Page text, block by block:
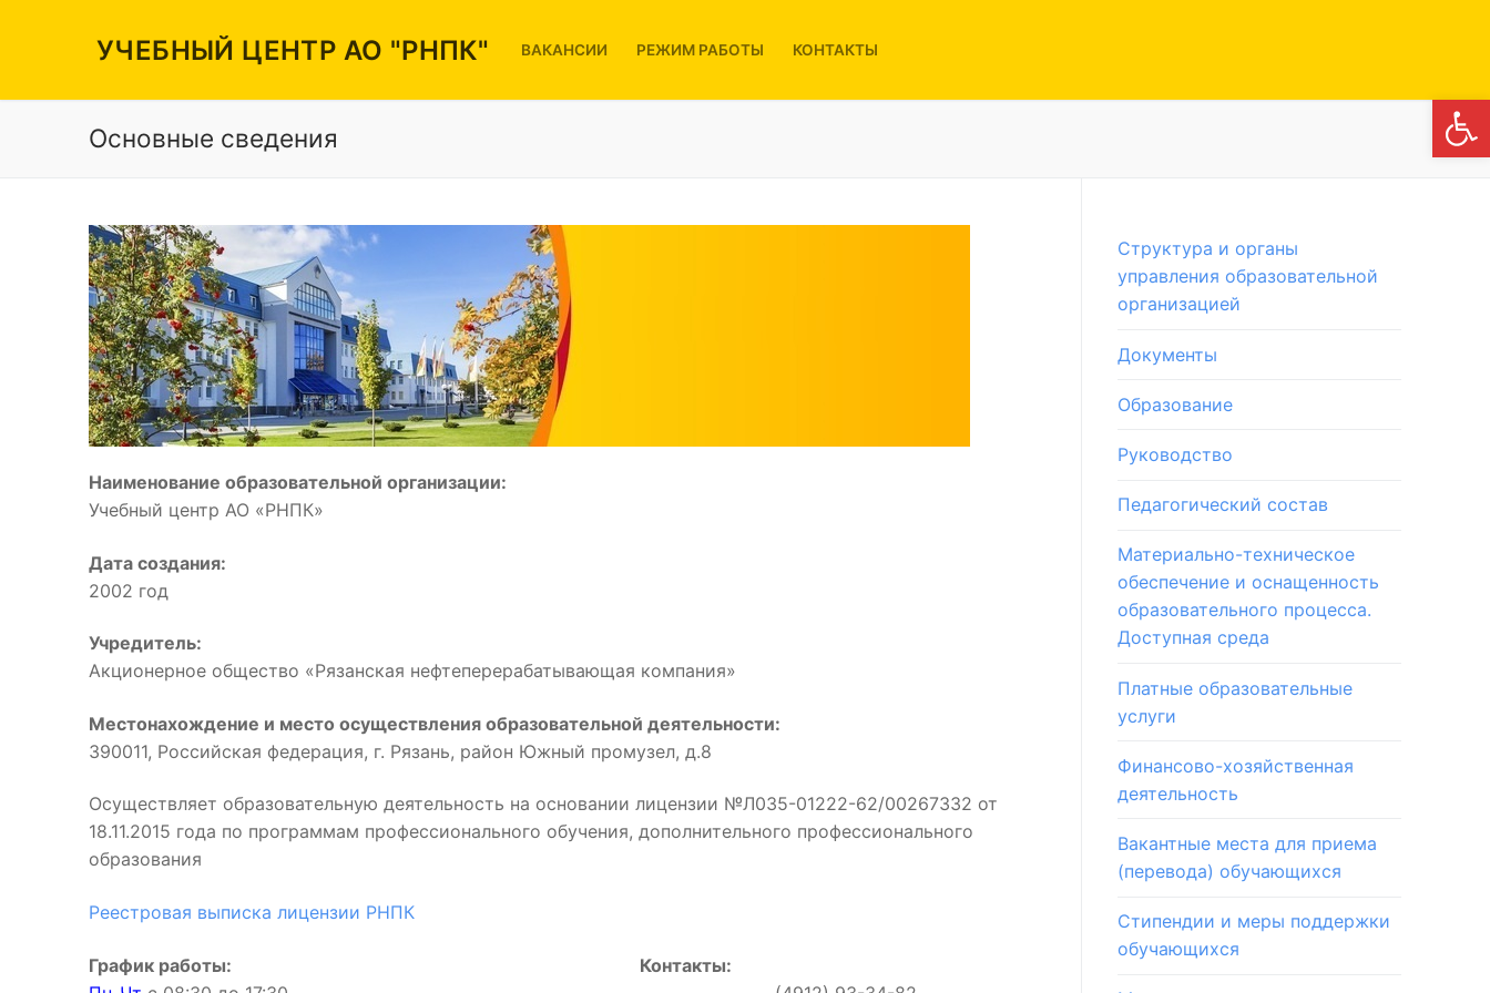
УЧЕБНЫЙ ЦЕНТР АО "РНПК" ВАКАНСИИ РЕЖИМ РАБОТЫ КОНТАКТЫ
Вакансии
Режим работы
Контакты
Основные сведения
Наименование образовательной организации:
Учебный центр АО «РНПК»
Дата создания:
2002 год
Учредитель:
Акционерное общество «Рязанская нефтеперерабатывающая компания»
Местонахождение и место осуществления образовательной деятельности:
390011, Российская федерация, г. Рязань, район Южный промузел, д.8
Осуществляет образовательную деятельность на основании лицензии №Л035-01222-62/00267332 от
18.11.2015 года по программам профессионального обучения, дополнительного профессионального
образования
Реестровая выписка лицензии РНПК
График работы: Контакты:
Структура и органы
управления образовательной
организацией
Документы
Образование
Руководство
Педагогический состав
Материально-техническое
обеспечение и оснащенность
образовательного процесса.
Доступная среда
Платные образовательные
услуги
Финансово-хозяйственная
деятельность
Вакантные места для приема
(перевода) обучающихся
Стипендии и меры поддержки
обучающихся